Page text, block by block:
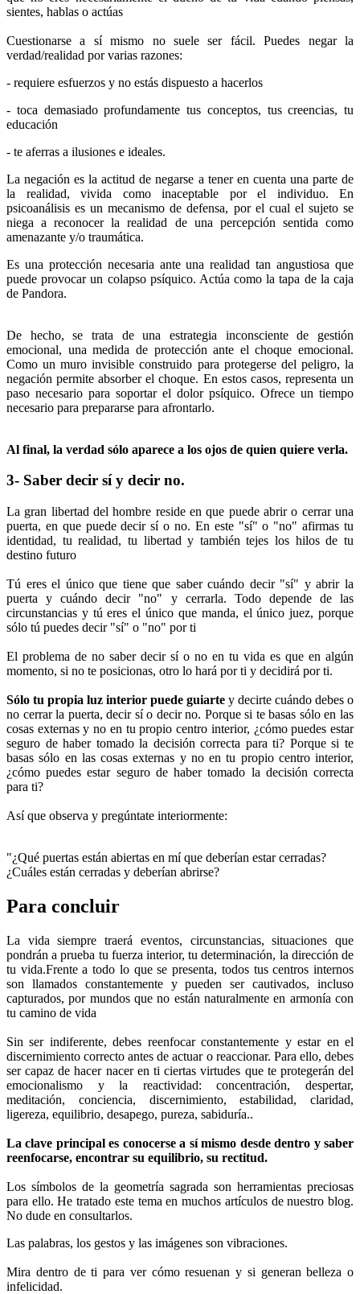
sientes, hablas o actúas
Cuestionarse a sí mismo no suele ser fácil. Puedes negar la
verdad/realidad por varias razones:
- requiere esfuerzos y no estás dispuesto a hacerlos
- toca demasiado profundamente tus conceptos, tus creencias, tu
educación
- te aferras a ilusiones e ideales.
La negación es la actitud de negarse a tener en cuenta una parte de
la realidad, vivida como inaceptable por el individuo. En
psicoanálisis es un mecanismo de defensa, por el cual el sujeto se
niega a reconocer la realidad de una percepción sentida como
amenazante y/o traumática.
Es una protección necesaria ante una realidad tan angustiosa que
puede provocar un colapso psíquico. Actúa como la tapa de la caja
de Pandora.
De hecho, se trata de una estrategia inconsciente de gestión
emocional, una medida de protección ante el choque emocional.
Como un muro invisible construido para protegerse del peligro, la
negación permite absorber el choque. En estos casos, representa un
paso necesario para soportar el dolor psíquico. Ofrece un tiempo
necesario para prepararse para afrontarlo.
Al final, la verdad sólo aparece a los ojos de quien quiere verla.
3- Saber decir sí y decir no.
La gran libertad del hombre reside en que puede abrir o cerrar una
puerta, en que puede decir sí o no. En este "sí" o "no" afirmas tu
identidad, tu realidad, tu libertad y también tejes los hilos de tu
destino futuro
Tú eres el único que tiene que saber cuándo decir "sí" y abrir la
puerta y cuándo decir "no" y cerrarla. Todo depende de las
circunstancias y tú eres el único que manda, el único juez, porque
sólo tú puedes decir "sí" o "no" por ti
El problema de no saber decir sí o no en tu vida es que en algún
momento, si no te posicionas, otro lo hará por ti y decidirá por ti.
Sólo tu propia luz interior puede guiarte y decirte cuándo debes o
no cerrar la puerta, decir sí o decir no. Porque si te basas sólo en las
cosas externas y no en tu propio centro interior, ¿cómo puedes estar
seguro de haber tomado la decisión correcta para ti? Porque si te
basas sólo en las cosas externas y no en tu propio centro interior,
¿cómo puedes estar seguro de haber tomado la decisión correcta
para ti?
Así que observa y pregúntate interiormente:
"¿Qué puertas están abiertas en mí que deberían estar cerradas?
¿Cuáles están cerradas y deberían abrirse?
Para concluir
La vida siempre traerá eventos, circunstancias, situaciones que
pondrán a prueba tu fuerza interior, tu determinación, la dirección de
tu vida.Frente a todo lo que se presenta, todos tus centros internos
son llamados constantemente y pueden ser cautivados, incluso
capturados, por mundos que no están naturalmente en armonía con
tu camino de vida
Sin ser indiferente, debes reenfocar constantemente y estar en el
discernimiento correcto antes de actuar o reaccionar. Para ello, debes
ser capaz de hacer nacer en ti ciertas virtudes que te protegerán del
emocionalismo y la reactividad: concentración, despertar,
meditación, conciencia, discernimiento, estabilidad, claridad,
ligereza, equilibrio, desapego, pureza, sabiduría..
La clave principal es conocerse a sí mismo desde dentro y saber
reenfocarse, encontrar su equilibrio, su rectitud.
Los símbolos de la geometría sagrada son herramientas preciosas
para ello. He tratado este tema en muchos artículos de nuestro blog.
No dude en consultarlos.
Las palabras, los gestos y las imágenes son vibraciones.
Mira dentro de ti para ver cómo resuenan y si generan belleza o
infelicidad.